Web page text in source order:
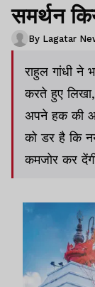
समर्थन
By Lagatar
राहुल गांधी ने
करते हुए
अपने हक की
को डर है कि
कमजोर कर